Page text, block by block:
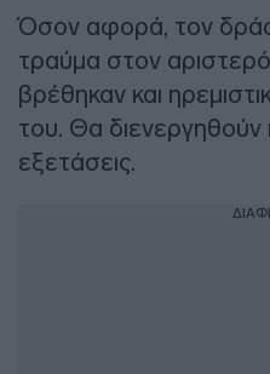
Όσον αφορά, τον
τραύμα στον
βρέθηκαν και
του. Θα διενεργηθούν
εξετάσεις.